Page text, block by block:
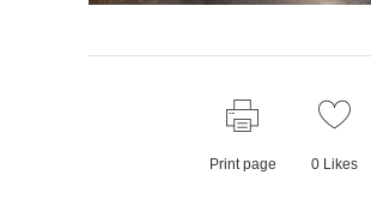
Print page 0Likes